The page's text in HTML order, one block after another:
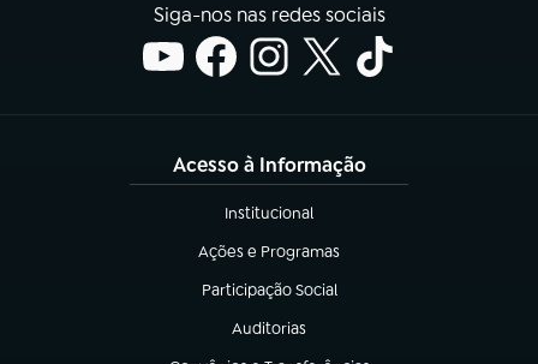
Siga-nos nas redes sociais
Acesso à Informação
Institucional
(abre em nova aba)
Ações e Programas
(abre em nova aba)
Participação Social
(abre em nova aba)
Auditorias
(abre em nova aba)